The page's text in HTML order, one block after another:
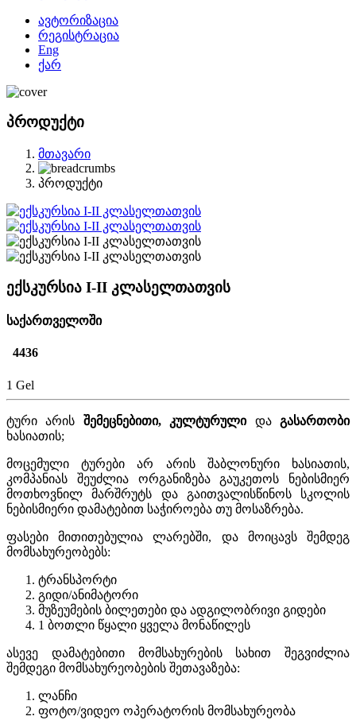
ავტორიზაცია
რეგისტრაცია
Eng
ქარ
პროდუქტი
მთავარი
პროდუქტი
ექსკურსია I-II კლასელთათვის
საქართველოში
4436
1 Gel
ტური არის შემეცნებითი, კულტურულიდაგასართობი
ხასიათის;
მოცემული ტურები არ არის შაბლონური ხასიათის,
კომპანიას შეუძლია ორგანიზება გაუკეთოს ნებისმიერ
მოთხოვნილ მარშრუტს და გაითვალისწინოს სკოლის
ნებისმიერი დამატებით საჭიროება თუ მოსაზრება.
ფასები მითითებულია ლარებში, და მოიცავს შემდეგ
მომსახურეობებს:
ტრანსპორტი
გიდი/ანიმატორი
მუზეუმების ბილეთები და ადგილობრივი გიდები
1 ბოთლი წყალი ყველა მონაწილეს
ასევე დამატებითი მომსახურების სახით შეგვიძლია
შემდეგი მომსახურეობების შეთავაზება:
ლანჩი
ფოტო/ვიდეო ოპერატორის მომსახურეობა